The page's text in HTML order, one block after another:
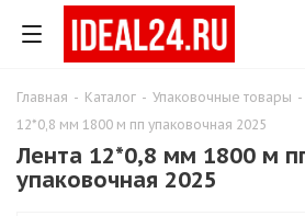
Главная - Каталог - Упаковочные товары -
12*0,8 мм 1800 м пп упаковочная 2025
Лента 12*0,8 мм 1800 м
упаковочная 2025